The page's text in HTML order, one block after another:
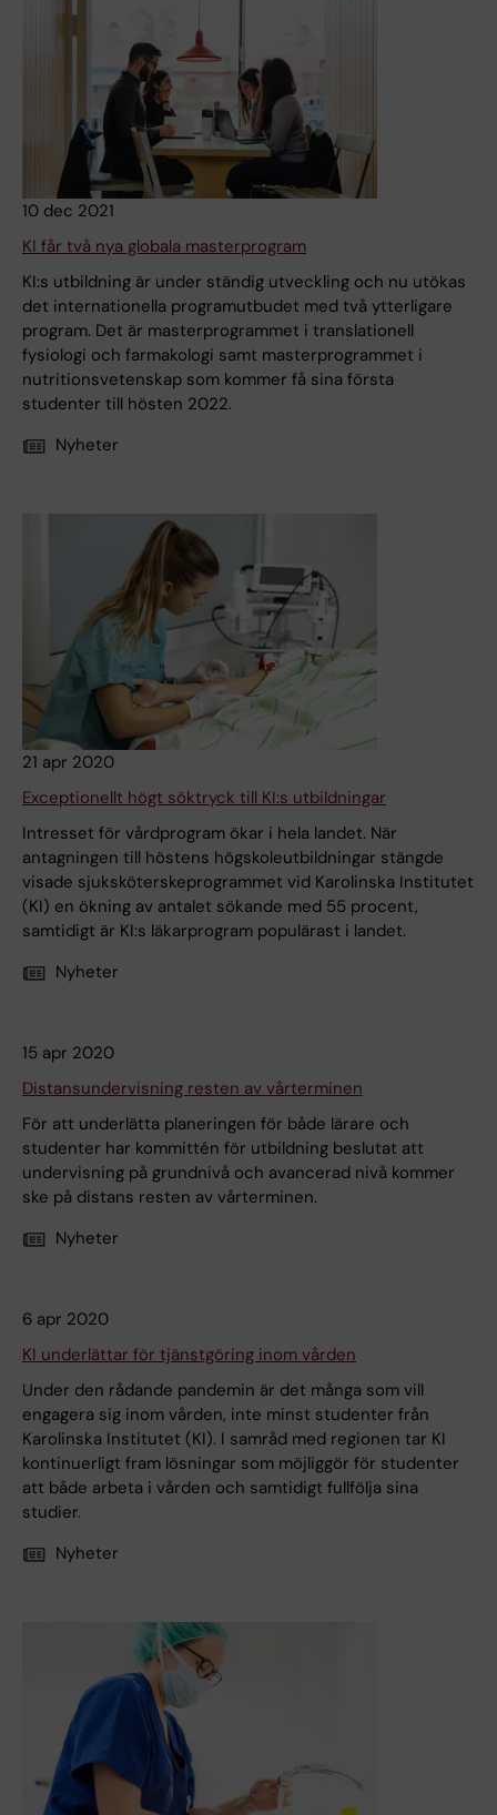
10 dec 2021
KI får två nya globala masterprogram
KI:s utbildning är under ständig utveckling och nu utökas
det internationella programutbudet med två ytterligare
program. Det är masterprogrammet i translationell
fysiologi och farmakologi samt masterprogrammet i
nutritionsvetenskap som kommer få sina första
studenter till hösten 2022.
Nyheter
21 apr 2020
Exceptionellt högt söktryck till KI:s utbildningar
Intresset för vårdprogram ökar i hela landet. När
antagningen till höstens högskoleutbildningar stängde
visade sjuksköterskeprogrammet vid Karolinska Institutet
(KI) en ökning av antalet sökande med 55 procent,
samtidigt är KI:s läkarprogram populärast i landet.
Nyheter
15 apr 2020
Distansundervisning resten av vårterminen
För att underlätta planeringen för både lärare och
studenter har kommittén för utbildning beslutat att
undervisning på grundnivå och avancerad nivå kommer
ske på distans resten av vårterminen.
Nyheter
6 apr 2020
KI underlättar för tjänstgöring inom vården
Under den rådande pandemin är det många som vill
engagera sig inom vården, inte minst studenter från
Karolinska Institutet (KI). I samråd med regionen tar KI
kontinuerligt fram lösningar som möjliggör för studenter
att både arbeta i vården och samtidigt fullfölja sina
studier.
Nyheter